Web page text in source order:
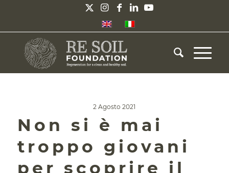
2 Agosto 2021
Non si è mai
troppo giovani
per scoprire il